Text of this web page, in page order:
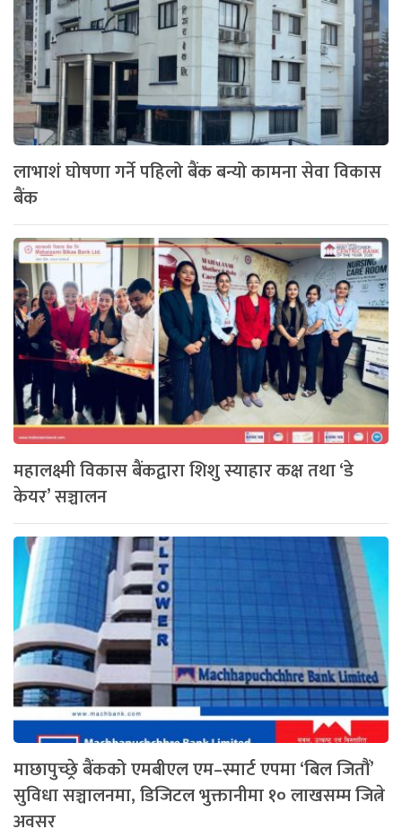
लाभाशं घोषणा गर्ने पहिलो बैंक बन्यो कामना सेवा विकास
बैंक
महालक्ष्मी विकास बैंकद्वारा शिशु स्याहार कक्ष तथा ‘डे
केयर’ सञ्चालन
माछापुच्छ्रे बैंकको एमबीएल एम–स्मार्ट एपमा ‘बिल जितौं’
सुविधा सञ्चालनमा, डिजिटल भुक्तानीमा १० लाखसम्म जित्ने
अवसर